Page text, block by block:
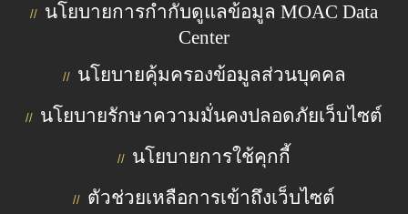
// นโยบายการกำกับดูแลข้อมูล MOAC Data
Center
// นโยบายคุ้มครองข้อมูลส่วนบุคคล
// นโยบายรักษาความมั่นคงปลอดภัยเว็บไซต์
// นโยบายการใช้คุกกี้
// ตัวช่วยเหลือการเข้าถึงเว็บไซต์